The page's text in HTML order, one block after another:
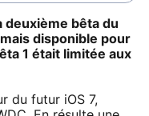
deuxième bêta du
disponible pour
1 était limitée aux
du futur iOS 7,